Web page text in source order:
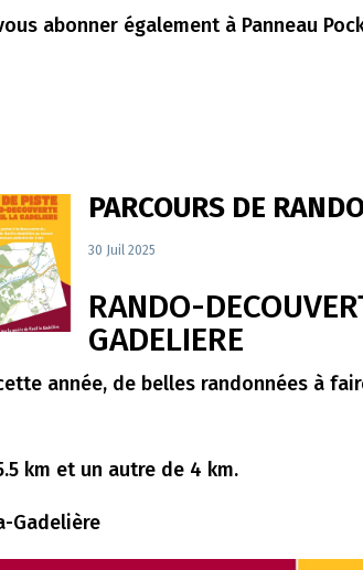
abonner également à Panneau
PARCOURS DE
30 Juil 2025
RANDO-
GADELIERE
année, de belles randonnées à
km et un autre de 4 km.
Gadelière